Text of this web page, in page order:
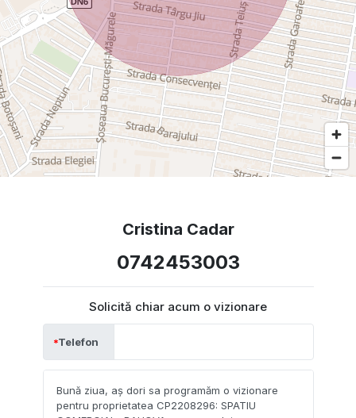
Cristina Cadar
0742453003
Solicită chiar acum o vizionare
Telefon